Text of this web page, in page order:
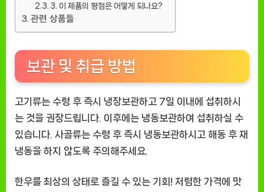
3. 이 제품의 평점은 어떻게 되나요?
관련 상품들
보관 및 취급 방법
고기류는 수령 후 즉시 냉장보관하고 7일 이내에 섭취하시
는 것을 권장드립니다. 이후에는 냉동보관하여 섭취하실 수
있습니다. 사골류는 수령 후 즉시 냉동보관하시고 해동 후 재
냉동을 하지 않도록 주의해주세요.
한우를 최상의 상태로 즐길 수 있는 기회! 저렴한 가격에 맛